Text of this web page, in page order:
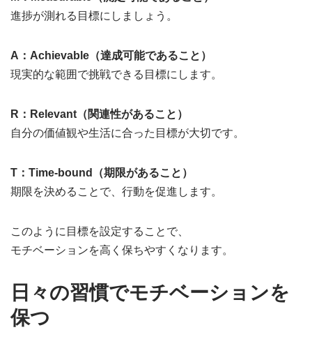
進捗が測れる目標にしましょう。
A：Achievable（達成可能であること）
現実的な範囲で挑戦できる目標にします。
R：Relevant（関連性があること）
自分の価値観や生活に合った目標が大切です。
T：Time-bound（期限があること）
期限を決めることで、行動を促進します。
このように目標を設定することで、
モチベーションを高く保ちやすくなります。
日々の習慣でモチベーションを
保つ